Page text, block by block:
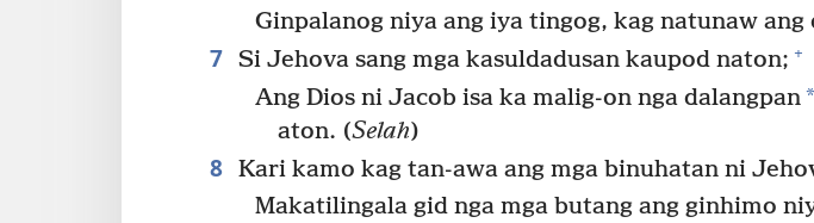
Ginpalanog niya ang iya tingog, kag natunaw ang
7 Si Jehova sang mga kasuldadusan kaupod naton; +
Ang Dios ni Jacob isa ka malig-on nga dalangpan*
aton. (Selah)
8 Kari kamo kag tan-awa ang mga binuhatan ni
Makatilingala gid nga mga butang ang ginhimo